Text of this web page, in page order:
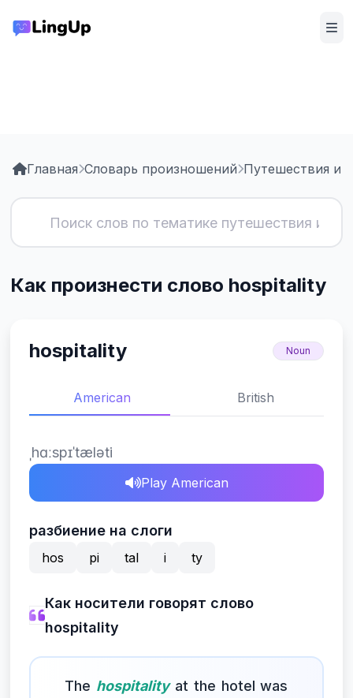
Главная Словарь произношений Путешествия и
Как произнести слово hospitality
hospitality Noun
American British
ˌhɑːspɪˈtæləti
Play American
разбиение на слоги
hos pi tal i ty
Как носители говорят слово
hospitality
The hospitalityat the hotel was